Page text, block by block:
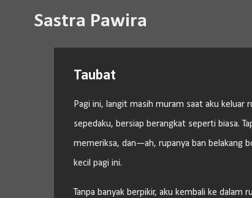
Sastra Pawira
Taubat
Pagi ini, langit masih muram saat aku keluar
sepedaku, bersiap berangkat seperti biasa.
memeriksa, dan—ah, rupanya ban belakang
kecil pagi ini.
Tanpa banyak berpikir, aku kembali ke